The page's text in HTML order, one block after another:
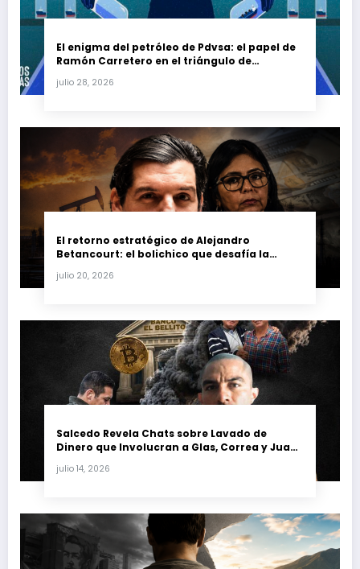
El enigma del petróleo de Pdvsa: el papel de
Ramón Carretero en el triángulo de
julio 28, 2026
El retorno estratégico de Alejandro
Betancourt: el bolichico que desafía la
petrolera venezolana
julio 20, 2026
Salcedo Revela Chats sobre Lavado de
Dinero que Involucran a Glas, Correa y Juan
julio 14, 2026